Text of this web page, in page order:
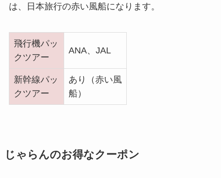
は、日本旅行の赤い風船になります。
飛行機パッ
クツアー
ANA、JAL
新幹線パッ
クツアー
あり（赤い風
船）
じゃらんのお得なクーポン